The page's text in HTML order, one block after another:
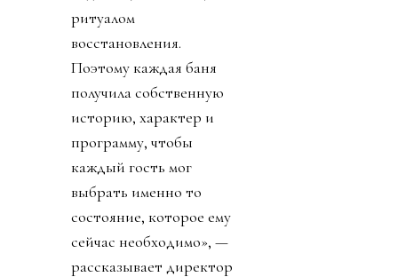
ритуалом
восстановления.
Поэтому каждая баня
получила собственную
историю, характер и
программу, чтобы
каждый гость мог
выбрать именно то
состояние, которое ему
сейчас необходимо», —
рассказывает директор